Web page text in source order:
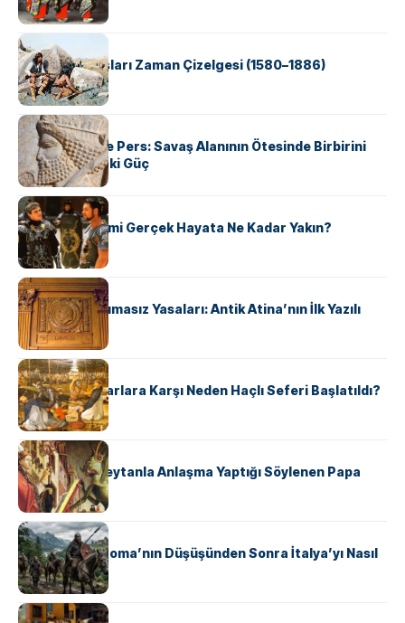
KÜLTÜR
Apache Savaşları Zaman Çizelgesi (1580–1886)
KÜLTÜR
Antik Yunan ve Pers: Savaş Alanının Ötesinde Birbirini
Şekillendiren İki Güç
KÜLTÜR
‘Gladiator’ Filmi Gerçek Hayata Ne Kadar Yakın?
KÜLTÜR
Draco’nun Acımasız Yasaları: Antik Atina’nın İlk Yazılı
Hukuk Kodu
KÜLTÜR
Avrupalı ​​Katharlara Karşı Neden Haçlı Seferi Başlatıldı?
KÜLTÜR
II. Silvester: Şeytanla Anlaşma Yaptığı Söylenen Papa
KÜLTÜR
Ostrogotlar Roma’nın Düşüşünden Sonra İtalya’yı Nasıl
Ele Geçirdi?
KÜLTÜR